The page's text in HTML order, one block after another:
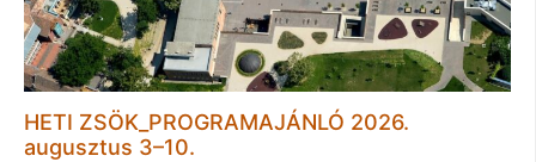
HETI ZSÖK_PROGRAMAJÁNLÓ 2026.
augusztus 3–10.